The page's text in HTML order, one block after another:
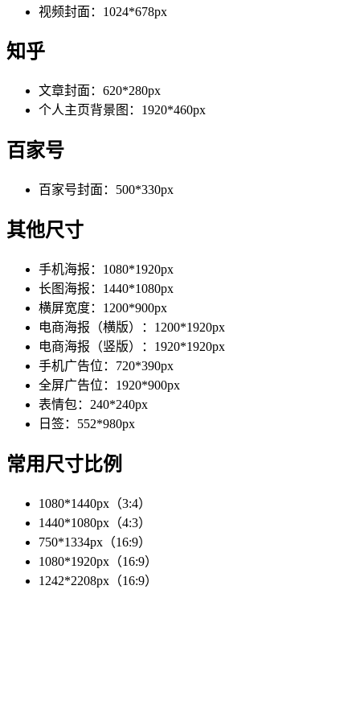
视频封面：1024*678px
知乎
文章封面：620*280px
个人主页背景图：1920*460px
百家号
百家号封面：500*330px
其他尺寸
手机海报：1080*1920px
长图海报：1440*1080px
横屏宽度：1200*900px
电商海报（横版）：1200*1920px
电商海报（竖版）：1920*1920px
手机广告位：720*390px
全屏广告位：1920*900px
表情包：240*240px
日签：552*980px
常用尺寸比例
1080*1440px（3:4）
1440*1080px（4:3）
750*1334px（16:9）
1080*1920px（16:9）
1242*2208px（16:9）